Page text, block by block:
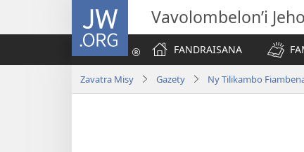
JW.ORG Vavolombelon’i
FANDRAISANA
Zavatra Misy Gazety Ny Tilikambo